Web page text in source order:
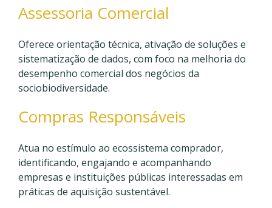
Assessoria Comercial
Oferece orientação técnica, ativação de soluções e
sistematização de dados, com foco na melhoria do
desempenho comercial dos negócios da
sociobiodiversidade.
Compras Responsáveis
Atua no estímulo ao ecossistema comprador,
identificando, engajando e acompanhando
empresas e instituições públicas interessadas em
práticas de aquisição sustentável.